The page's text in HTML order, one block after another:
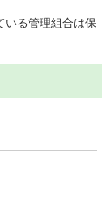
いる管理組合は保